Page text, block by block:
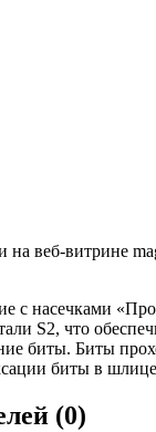
на веб-витрине
с насечками
S2, что
биты. Биты
биты в
(0)